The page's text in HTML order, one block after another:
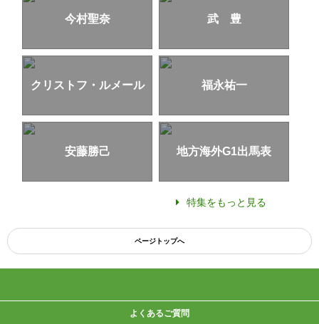
今村聖奈 武 豊
クリストフ・ルメール 福永祐一
安藤勝己 地方海外G1出馬表
特集をもっと見る
ページトップへ
よくあるご質問